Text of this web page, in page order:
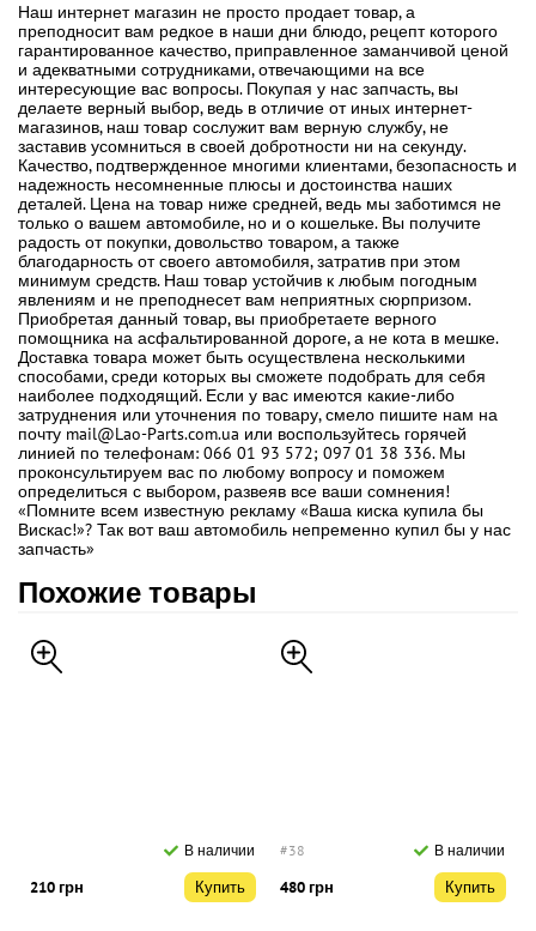
Наш интернет магазин не просто продает товар, а
преподносит вам редкое в наши дни блюдо, рецепт которого
гарантированное качество, приправленное заманчивой ценой
и адекватными сотрудниками, отвечающими на все
интересующие вас вопросы. Покупая у нас запчасть, вы
делаете верный выбор, ведь в отличие от иных интернет-
магазинов, наш товар сослужит вам верную службу, не
заставив усомниться в своей добротности ни на секунду.
Качество, подтвержденное многими клиентами, безопасность и
надежность несомненные плюсы и достоинства наших
деталей. Цена на товар ниже средней, ведь мы заботимся не
только о вашем автомобиле, но и о кошельке. Вы получите
радость от покупки, довольство товаром, а также
благодарность от своего автомобиля, затратив при этом
минимум средств. Наш товар устойчив к любым погодным
явлениям и не преподнесет вам неприятных сюрпризом.
Приобретая данный товар, вы приобретаете верного
помощника на асфальтированной дороге, а не кота в мешке.
Доставка товара может быть осуществлена несколькими
способами, среди которых вы сможете подобрать для себя
наиболее подходящий. Если у вас имеются какие-либо
затруднения или уточнения по товару, смело пишите нам на
почту mail@Lao-Parts.com.ua или воспользуйтесь горячей
линией по телефонам: 066 01 93 572; 097 01 38 336. Мы
проконсультируем вас по любому вопросу и поможем
определиться с выбором, развеяв все ваши сомнения!
«Помните всем известную рекламу «Ваша киска купила бы
Вискас!»? Так вот ваш автомобиль непременно купил бы у нас
запчасть»
Похожие товары
В наличии
210 грн Купить
#38 В наличии
480 грн Купить